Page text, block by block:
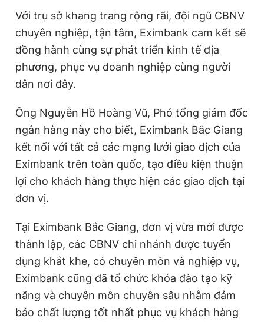
Với trụ sở khang trang rộng rãi, đội ngũ CBNV
chuyên nghiệp, tận tâm, Eximbank cam kết sẽ
đồng hành cùng sự phát triển kinh tế địa
phương, phục vụ doanh nghiệp cùng người
dân nơi đây.
Ông Nguyễn Hồ Hoàng Vũ, Phó tổng giám đốc
ngân hàng này cho biết, Eximbank Bắc Giang
kết nối với tất cả các mạng lưới giao dịch của
Eximbank trên toàn quốc, tạo điều kiện thuận
lợi cho khách hàng thực hiện các giao dịch tại
đơn vị.
Tại Eximbank Bắc Giang, đơn vị vừa mới được
thành lập, các CBNV chi nhánh được tuyển
dụng khắt khe, có chuyên môn và nghiệp vụ,
Eximbank cũng đã tổ chức khóa đào tạo kỹ
năng và chuyên môn chuyên sâu nhằm đảm
bảo chất lượng tốt nhất phục vụ khách hàng